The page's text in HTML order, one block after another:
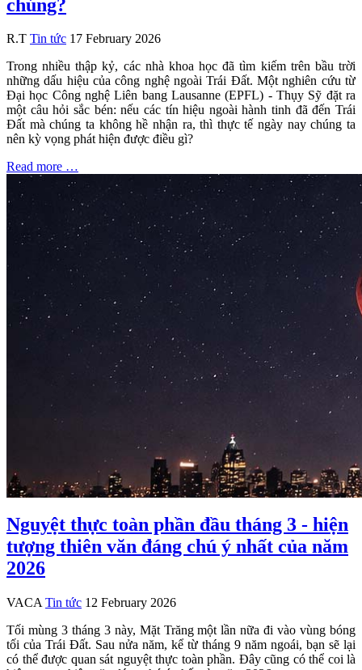
chúng?
R.T Tin tức 17 February 2026
Trong nhiều thập kỷ, các nhà khoa học đã tìm kiếm trên bầu trời
những dấu hiệu của công nghệ ngoài Trái Đất. Một nghiên cứu từ
Đại học Công nghệ Liên bang Lausanne (EPFL) - Thụy Sỹ đặt ra
một câu hỏi sắc bén: nếu các tín hiệu ngoài hành tinh đã đến Trái
Đất mà chúng ta không hề nhận ra, thì thực tế ngày nay chúng ta
nên kỳ vọng phát hiện được điều gì?
Read more …
Nguyệt thực toàn phần đầu tháng 3 - hiện
tượng thiên văn đáng chú ý nhất của năm
2026
VACA Tin tức 12 February 2026
Tối mùng 3 tháng 3 này, Mặt Trăng một lần nữa đi vào vùng bóng
tối của Trái Đất. Sau nửa năm, kể từ tháng 9 năm ngoái, bạn sẽ lại
có thể được quan sát nguyệt thực toàn phần. Đây cũng có thể coi là